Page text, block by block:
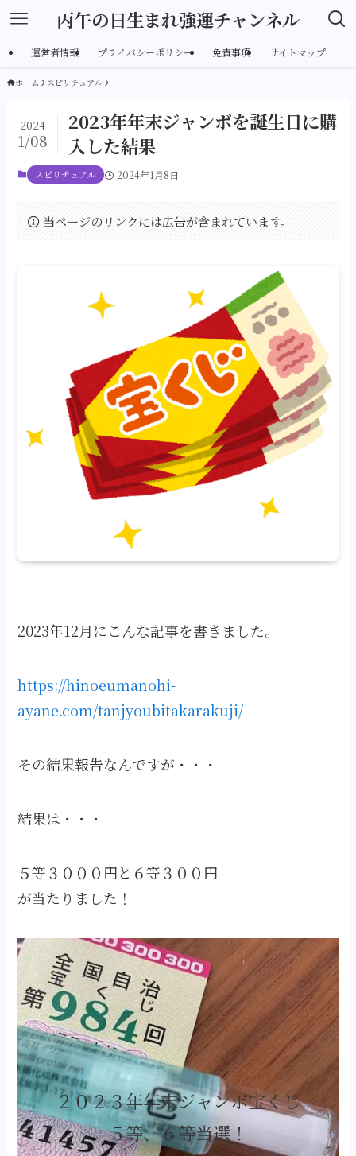
丙午の日生まれ強運チャンネル
運営者情報 プライバシーポリシー 免責事項 サイトマップ
ホーム スピリチュアル
2023年年末ジャンボを誕生日に購
入した結果
2024
1/08
スピリチュアル 2024年1月8日
当ページのリンクには広告が含まれています。
2023年12月にこんな記事を書きました。
https://hinoeumanohi-
ayane.com/tanjyoubitakarakuji/
その結果報告なんですが・・・
結果は・・・
５等３０００円と６等３００円
が当たりました！
２０２３年年末ジャンボ宝くじ
５等、６等当選！